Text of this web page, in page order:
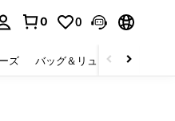
0 0
ズ バッグ＆リュック